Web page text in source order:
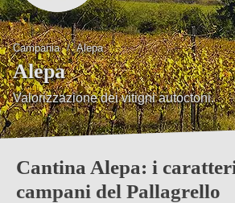
Campania Alepa
Alepa
Valorizzazione dei vitigni autoctoni.
Vini prestigiosi e identitari.
Cantina Alepa: i
campani del Pallagrello